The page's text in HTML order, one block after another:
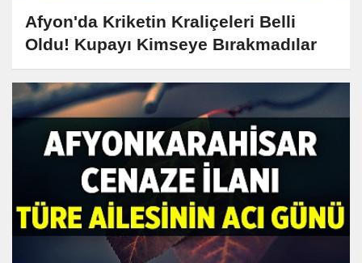
Afyon'da Kriketin Kraliçeleri Belli
Oldu! Kupayı Kimseye Bırakmadılar